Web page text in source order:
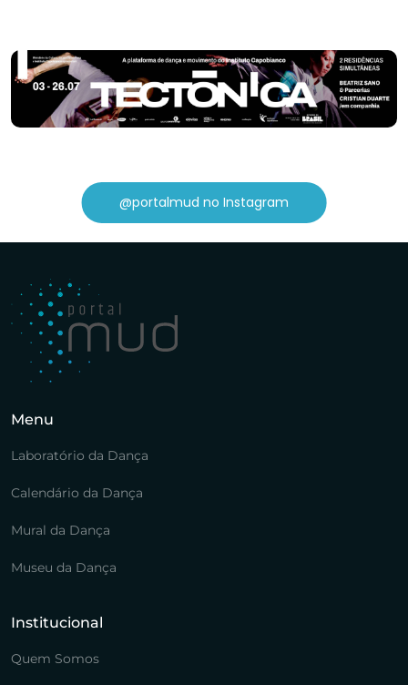
@portalmud no Instagram
Menu
Laboratório da Dança
Calendário da Dança
Mural da Dança
Museu da Dança
Institucional
Quem Somos